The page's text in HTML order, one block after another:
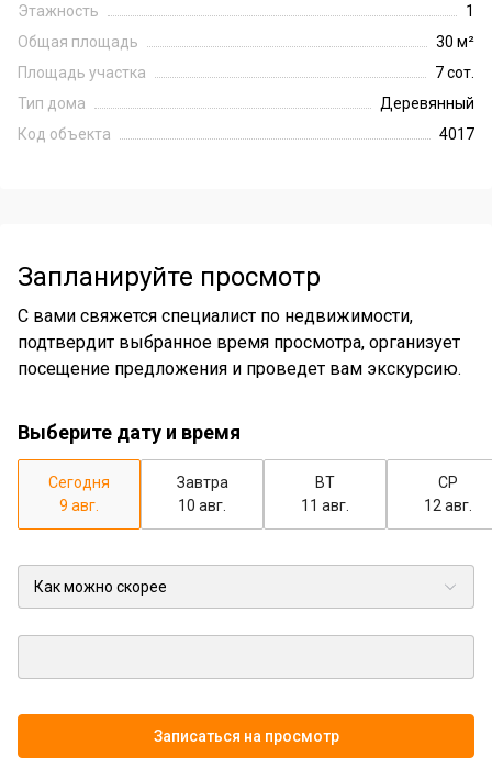
Этажность
1
Общая площадь
30 м²
Площадь участка
7 сот.
Тип дома
Деревянный
Код объекта
4017
Запланируйте просмотр
С вами свяжется специалист по недвижимости,
подтвердит выбранное время просмотра, организует
посещение предложения и проведет вам экскурсию.
Выберите дату и время
Сегодня
9 авг.
Завтра
10 авг.
ВТ
11 авг.
СР
12 авг.
Записаться на просмотр